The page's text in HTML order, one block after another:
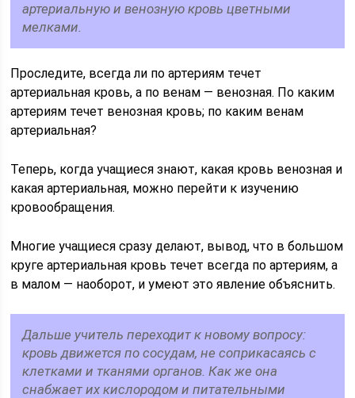
артериальную и венозную кровь цветными
мелками.
Проследите, всегда ли по артериям течет
артериальная кровь, а по венам — венозная. По каким
артериям течет венозная кровь; по каким венам
артериальная?
Теперь, когда учащиеся знают, какая кровь венозная и
какая артериальная, можно перейти к изучению
кровообращения.
Многие учащиеся сразу делают, вывод, что в большом
круге артериальная кровь течет всегда по артериям, а
в малом — наоборот, и умеют это явление объяснить.
Дальше учитель переходит к новому вопросу:
кровь движется по сосудам, не соприкасаясь с
клетками и тканями органов. Как же она
снабжает их кислородом и питательными